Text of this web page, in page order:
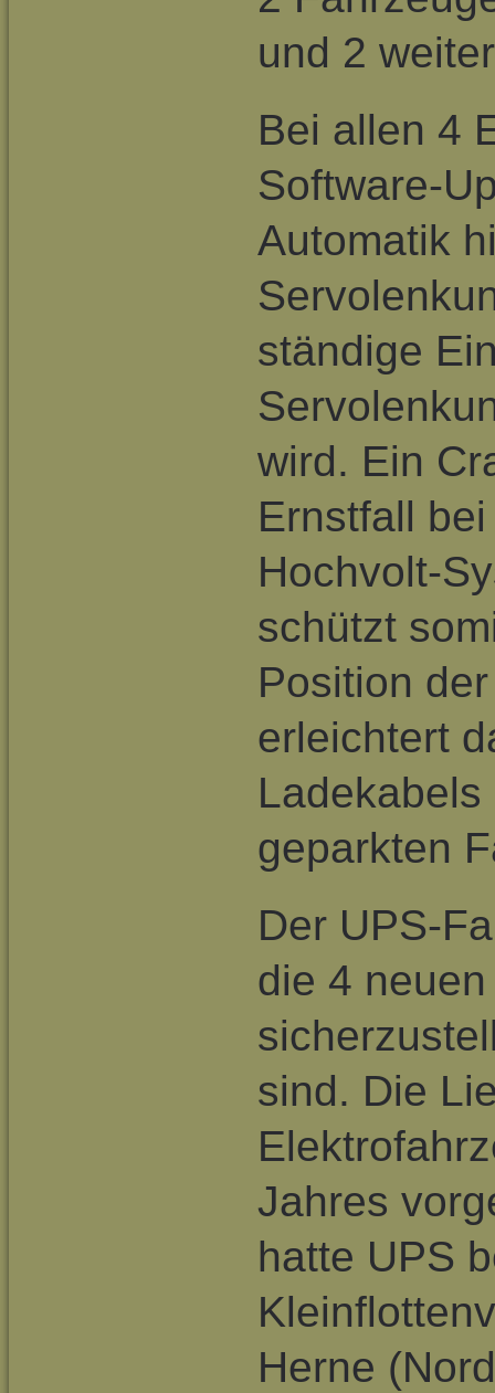
und 2
Bei allen 4
Software-
Automatik
ständige
wird. Ein
Ernstfall
Hochvolt-
schützt
Position
erleichtert
geparkten
Der UPS-
die 4
sind. Die
Jahres
hatte UPS
Herne